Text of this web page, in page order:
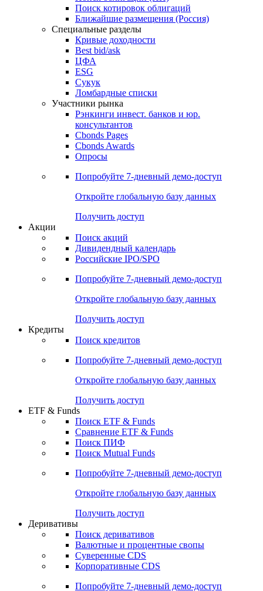
Облигации
Поиски
Поиск облигаций & Карты рынка
Поиск облигаций (ИИ)
Поиск котировок облигаций
Ближайшие размещения (Россия)
Специальные разделы
Кривые доходности
Best bid/ask
ЦФА
ESG
Сукук
Ломбардные списки
Участники рынка
Рэнкинги инвест. банков и юр.
Cbonds Pages
Опросы
Попробуйте7-дневный
Откройте глобальную базу данных
Получить доступ
Поиск акций
Российские IPO/SPO
Попробуйте7-дневный
Откройте глобальную базу данных
Получить доступ
Поиск кредитов
Попробуйте7-дневный
Откройте глобальную базу данных
Получить доступ
ETF & Funds
Сравнение ETF & Funds
Поиск Mutual Funds
Попробуйте7-дневный
Откройте глобальную базу данных
Получить доступ
Деривативы
Валютные и процентные свопы